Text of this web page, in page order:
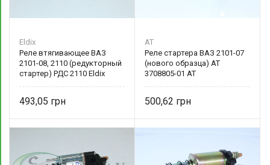
Eldix
Реле втягивающее ВАЗ
2101-08, 2110 (редукторный
стартер) РДС 2110 Eldix
493,05
AT
Реле стартера ВАЗ 2101-07
(нового образца) AT
3708805-01 AT
500,62